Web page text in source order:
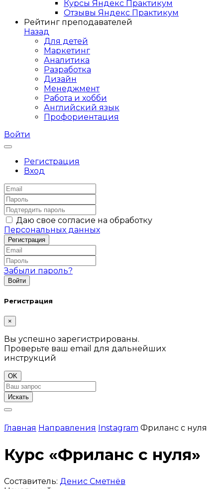
Курсы Яндекс Практикум
Отзывы Яндекс Практикум
Рейтинг преподавателей
Назад
Для детей
Маркетинг
Аналитика
Разработка
Дизайн
Менеджмент
Работа и хобби
Английский язык
Профориентация
Войти
Регистрация
Вход
Даю свое согласие на обработку
Персональных данных
Забыли пароль?
Регистрация
×
Вы успешно зарегистрированы.
Проверьте ваш email для дальнейших
инструкций
OK
Искать
Главная Направления Instagram Фриланс с нуля
Курс «Фриланс с нуля»
Составитель: Денис Сметнёв